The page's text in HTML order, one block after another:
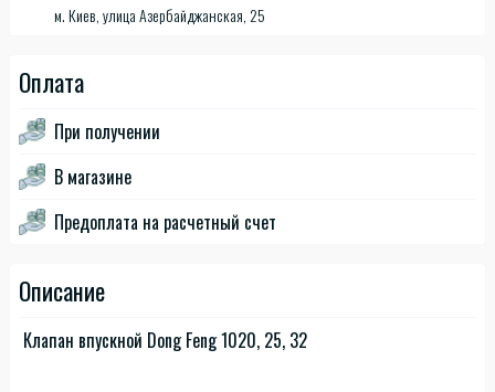
м. Киев, улица Азербайджанская, 25
Оплата
При получении
В магазине
Предоплата на расчетный счет
Описание
Клапан впускной Dong Feng 1020, 25, 32